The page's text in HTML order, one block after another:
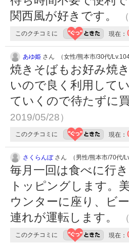
関西風が好きです。
このクチコミに 現在：
あゆ姫 さん （女性/熊本市/30代/Lv.104
焼きそばもお好み焼
いので良く利用して
ていくので待たずに
2019/05/28）
このクチコミに 現在：
さくらんぼさん （男性/熊本市/70代/
毎月一回は食べに行
トッピングします。
ウンターに座り、ビ
連れが運転します。
このクチコミに 現在：